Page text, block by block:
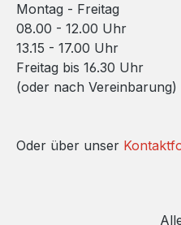
Montag - Freitag
08.00 - 12.00 Uhr
13.15 - 17.00 Uhr
Freitag bis 16.30 Uhr
(oder nach Vereinbarung)
Oder über unser